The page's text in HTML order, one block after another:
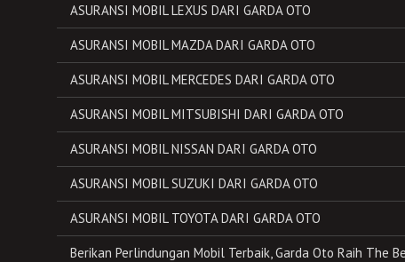
ASURANSI MOBIL LEXUS DARI GARDA OTO
ASURANSI MOBIL MAZDA DARI GARDA OTO
ASURANSI MOBIL MERCEDES DARI GARDA OTO
ASURANSI MOBIL MITSUBISHI DARI GARDA OTO
ASURANSI MOBIL NISSAN DARI GARDA OTO
ASURANSI MOBIL SUZUKI DARI GARDA OTO
ASURANSI MOBIL TOYOTA DARI GARDA OTO
Berikan Perlindungan Mobil Terbaik, Garda Oto Raih The